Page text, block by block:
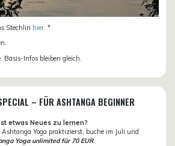
Stechlin hier . *
Basis-Infos bleiben gleich.
– FÜR ASHTANGA BEGINNER
etwas Neues zu lernen?
Yoga praktizierst, buche im Juli und
Yoga unlimited für 70 EUR.